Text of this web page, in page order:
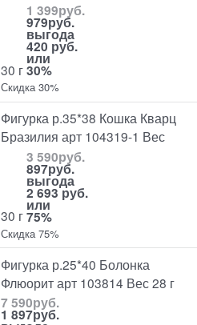
30 г
1 399руб.
979руб.
выгода
420 руб.
или
30%
Скидка 30%
Фигурка р.35*38 Кошка Кварц
Бразилия арт 104319-1 Вес
30 г
3 590руб.
897руб.
выгода
2 693 руб.
или
75%
Скидка 75%
Фигурка р.25*40 Болонка
Флюорит арт 103814 Вес 28 г
7 590руб.
1 897руб.